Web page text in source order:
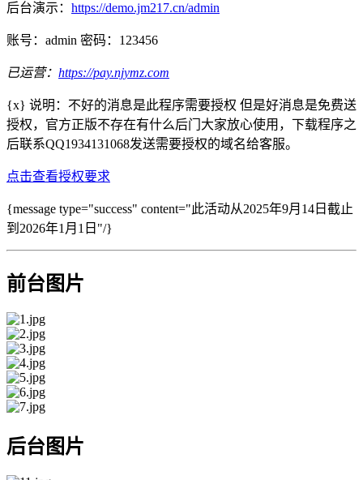
后台演示： https://demo.jm217.cn/admin
账号：admin 密码：123456
已运营： https://pay.njymz.com
{x} 说明：不好的消息是此程序需要授权 但是好消息是免费送
授权，官方正版不存在有什么后门大家放心使用，下载程序之
后联系QQ1934131068发送需要授权的域名给客服。
点击查看授权要求
{message type="success" content="此活动从2025年9月14日截止
到2026年1月1日"/}
前台图片
后台图片